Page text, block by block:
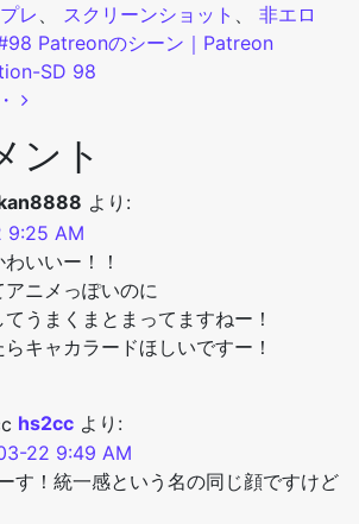
レ 、 スクリーンショット 、 非エロ
ゲーション
Patreonのシーン｜Patreon
SD 98
ント
より:
9:25 AM
いいー！！
ニメっぽいのに
うまくまとまってますねー！
キャカラードほしいですー！
hs2cc より:
22 9:49 AM
す！統一感という名の同じ顔ですけど